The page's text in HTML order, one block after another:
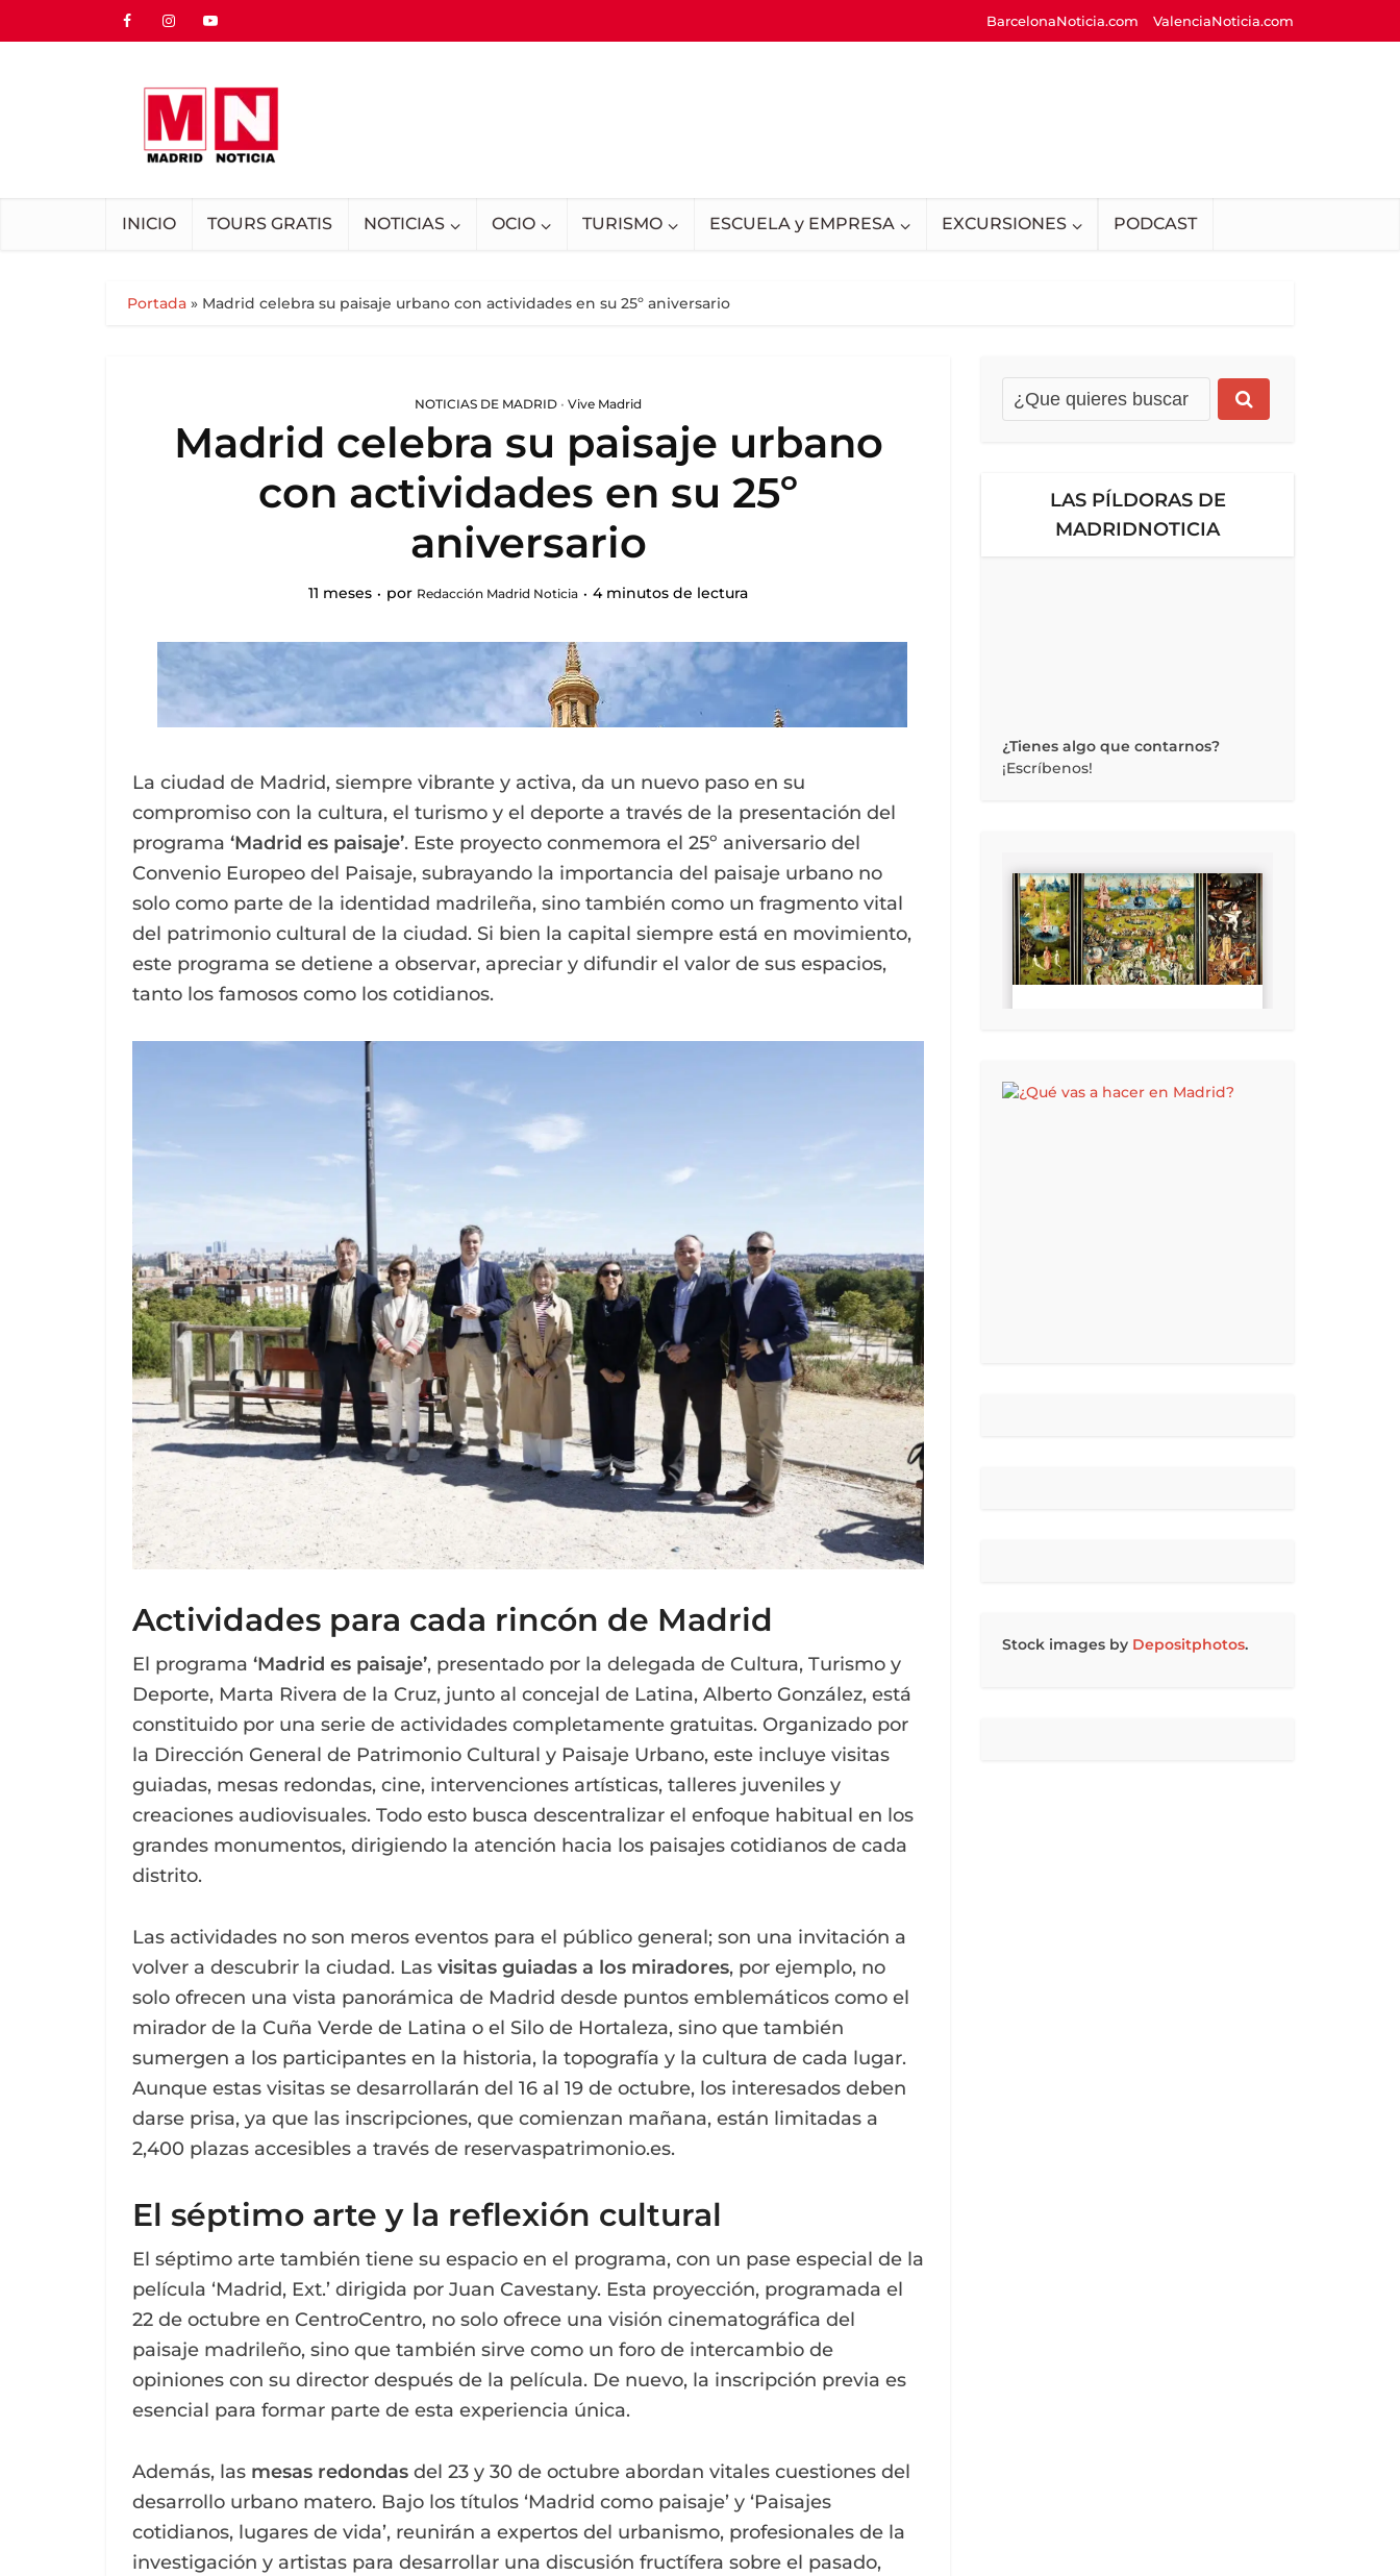
BarcelonaNoticia.com ValenciaNoticia.com
INICIO TOURS GRATIS NOTICIAS OCIO TURISMO ESCUELA y EMPRESA EXCURSIONES PODCAST
Portada » Madrid celebra su paisaje urbano con actividades en su 25º aniversario
NOTICIAS DE MADRID • Vive Madrid
Madrid celebra su paisaje urbano
con actividades en su 25º
aniversario
11 meses por Redacción Madrid Noticia 4 minutos de lectura
La ciudad de Madrid, siempre vibrante y activa, da un nuevo paso en su
compromiso con la cultura, el turismo y el deporte a través de la presentación del
programa ‘Madrid es paisaje’. Este proyecto conmemora el 25º aniversario del
Convenio Europeo del Paisaje, subrayando la importancia del paisaje urbano no
solo como parte de la identidad madrileña, sino también como un fragmento vital
del patrimonio cultural de la ciudad. Si bien la capital siempre está en movimiento,
este programa se detiene a observar, apreciar y difundir el valor de sus espacios,
tanto los famosos como los cotidianos.
Actividades para cada rincón de Madrid
El programa ‘Madrid es paisaje’, presentado por la delegada de Cultura, Turismo y
Deporte, Marta Rivera de la Cruz, junto al concejal de Latina, Alberto González, está
constituido por una serie de actividades completamente gratuitas. Organizado por
la Dirección General de Patrimonio Cultural y Paisaje Urbano, este incluye visitas
guiadas, mesas redondas, cine, intervenciones artísticas, talleres juveniles y
creaciones audiovisuales. Todo esto busca descentralizar el enfoque habitual en los
grandes monumentos, dirigiendo la atención hacia los paisajes cotidianos de cada
distrito.
Las actividades no son meros eventos para el público general; son una invitación a
volver a descubrir la ciudad. Las visitas guiadas a los miradores, por ejemplo, no
solo ofrecen una vista panorámica de Madrid desde puntos emblemáticos como el
mirador de la Cuña Verde de Latina o el Silo de Hortaleza, sino que también
sumergen a los participantes en la historia, la topografía y la cultura de cada lugar.
Aunque estas visitas se desarrollarán del 16 al 19 de octubre, los interesados deben
darse prisa, ya que las inscripciones, que comienzan mañana, están limitadas a
2,400 plazas accesibles a través de reservaspatrimonio.es.
El séptimo arte y la reflexión cultural
El séptimo arte también tiene su espacio en el programa, con un pase especial de la
película ‘Madrid, Ext.’ dirigida por Juan Cavestany. Esta proyección, programada el
22 de octubre en CentroCentro, no solo ofrece una visión cinematográfica del
paisaje madrileño, sino que también sirve como un foro de intercambio de
opiniones con su director después de la película. De nuevo, la inscripción previa es
esencial para formar parte de esta experiencia única.
Además, las mesas redondas del 23 y 30 de octubre abordan vitales cuestiones del
desarrollo urbano matero. Bajo los títulos ‘Madrid como paisaje’ y ‘Paisajes
cotidianos, lugares de vida’, reunirán a expertos del urbanismo, profesionales de la
investigación y artistas para desarrollar una discusión fructífera sobre el pasado,
LAS PÍLDORAS DE
MADRIDNOTICIA
¿Tienes algo que contarnos?
¡Escríbenos!
Stock images by Depositphotos.